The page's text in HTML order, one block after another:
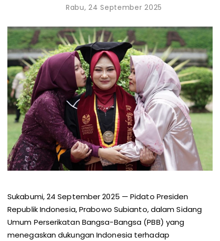
Rabu, 24 September 2025
Sukabumi, 24 September 2025 — Pidato Presiden
Republik Indonesia, Prabowo Subianto, dalam Sidang
Umum Perserikatan Bangsa-Bangsa (PBB) yang
menegaskan dukungan Indonesia terhadap